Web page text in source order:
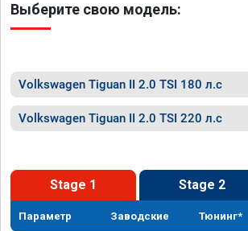
Выберите свою модель:
Volkswagen Tiguan II 2.0 TSI 180 л.с
Volkswagen Tiguan II 2.0 TSI 220 л.с
Stage 1 Stage 2
Параметр Заводские Тюнинг*